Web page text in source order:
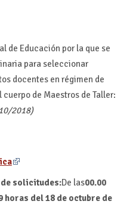
de Educación por la que se
para seleccionar
docentes en régimen de
de Maestros de Taller:
2018)
solicitudes:De las00.00
horas del 18 de octubre de